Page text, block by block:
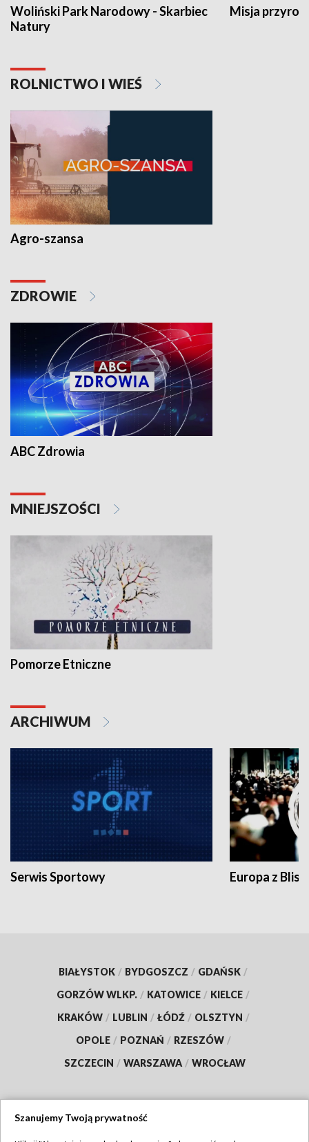
Woliński Park Narodowy - Skarbiec
Natury
Misja
ROLNICTWO I WIEŚ
Agro-szansa
ZDROWIE
ABC Zdrowia
MNIEJSZOŚCI
Pomorze Etniczne
ARCHIWUM
Serwis Sportowy Europa z
BIAŁYSTOK / BYDGOSZCZ / GDAŃSK /
GORZÓW WLKP. / KATOWICE / KIELCE /
KRAKÓW / LUBLIN / ŁÓDŹ / OLSZTYN /
OPOLE / POZNAŃ / RZESZÓW /
SZCZECIN / WARSZAWA / WROCŁAW
Szanujemy Twoją prywatność